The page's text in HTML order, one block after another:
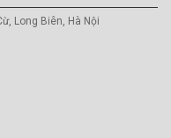
Long Biên, Hà Nội